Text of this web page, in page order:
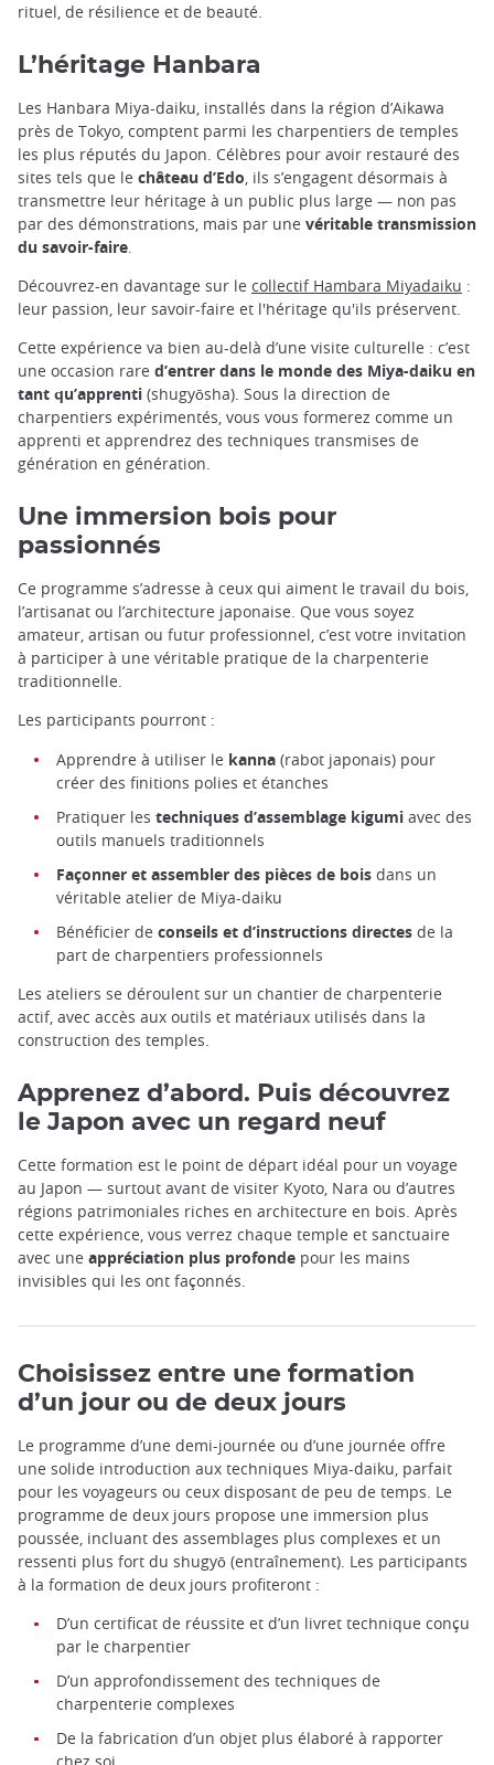
Devenez apprenti charpentier de temple ©️Hambara
Miyadaiku
rituel, de résilience et de beauté.
L’héritage Hanbara
Les Hanbara Miya-daiku, installés dans la région d’Aikawa
près de Tokyo, comptent parmi les charpentiers de temples
les plus réputés du Japon. Célèbres pour avoir restauré des
sites tels que le château d’Edo, ils s’engagent désormais à
transmettre leur héritage à un public plus large — non pas
par des démonstrations, mais par une véritable transmission
du savoir-faire.
Découvrez-en davantage sur le collectif Hambara Miyadaiku :
leur passion, leur savoir-faire et l'héritage qu'ils préservent.
Cette expérience va bien au-delà d’une visite culturelle : c’est
une occasion rare d’entrer dans le monde des Miya-daiku en
tant qu’apprenti (shugyōsha). Sous la direction de
charpentiers expérimentés, vous vous formerez comme un
apprenti et apprendrez des techniques transmises de
génération en génération.
Une immersion bois pour
passionnés
Ce programme s’adresse à ceux qui aiment le travail du bois,
l’artisanat ou l’architecture japonaise. Que vous soyez
amateur, artisan ou futur professionnel, c’est votre invitation
à participer à une véritable pratique de la charpenterie
traditionnelle.
Les participants pourront :
Apprendre à utiliser le kanna (rabot japonais) pour
créer des finitions polies et étanches
Pratiquer les techniques d’assemblage kigumi avec des
outils manuels traditionnels
Façonner et assembler des pièces de bois dans un
véritable atelier de Miya-daiku
Bénéficier de conseils et d’instructions directes de la
part de charpentiers professionnels
Les ateliers se déroulent sur un chantier de charpenterie
actif, avec accès aux outils et matériaux utilisés dans la
construction des temples.
Apprenez d’abord. Puis découvrez
le Japon avec un regard neuf
Cette formation est le point de départ idéal pour un voyage
au Japon — surtout avant de visiter Kyoto, Nara ou d’autres
régions patrimoniales riches en architecture en bois. Après
cette expérience, vous verrez chaque temple et sanctuaire
avec une appréciation plus profonde pour les mains
invisibles qui les ont façonnés.
Choisissez entre une formation
d’un jour ou de deux jours
Le programme d’une demi-journée ou d’une journée offre
une solide introduction aux techniques Miya-daiku, parfait
pour les voyageurs ou ceux disposant de peu de temps. Le
programme de deux jours propose une immersion plus
poussée, incluant des assemblages plus complexes et un
ressenti plus fort du shugyō (entraînement). Les participants
à la formation de deux jours profiteront :
D’un certificat de réussite et d’un livret technique conçu
par le charpentier
D’un approfondissement des techniques de
charpenterie complexes
De la fabrication d’un objet plus élaboré à rapporter